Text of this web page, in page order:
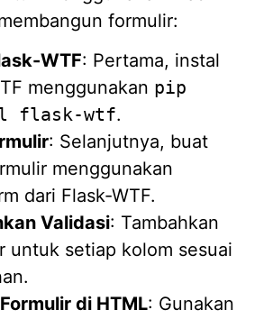
formulir:
WTF: Pertama, instal
menggunakan pip
flask-wtf.
: Selanjutnya, buat
menggunakan
dari Flask-WTF.
Validasi: Tambahkan
untuk setiap kolom sesuai
di HTML: Gunakan